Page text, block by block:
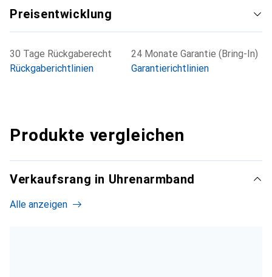
Preisentwicklung
30 Tage Rückgaberecht
Rückgaberichtlinien
24 Monate Garantie (Bring-In)
Garantierichtlinien
Produkte vergleichen
Verkaufsrang in Uhrenarmband
Alle anzeigen